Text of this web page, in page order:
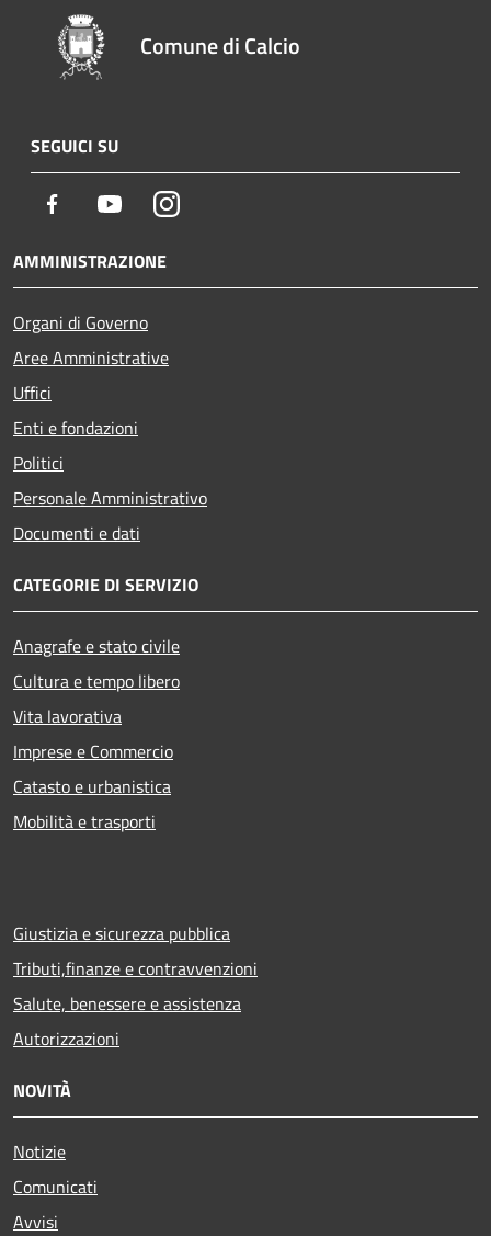
Comune di Calcio
SEGUICI SU
Facebook YoutubeInstagram
AMMINISTRAZIONE
Organi di Governo
Aree Amministrative
Uffici
Enti e fondazioni
Politici
Personale Amministrativo
Documenti e dati
CATEGORIE DI SERVIZIO
Anagrafe e stato civile
Cultura e tempo libero
Vita lavorativa
Imprese e Commercio
Catasto e urbanistica
Mobilità e trasporti
Giustizia e sicurezza pubblica
Tributi,finanze e contravvenzioni
Salute, benessere e assistenza
Autorizzazioni
NOVITÀ
Notizie
Comunicati
Avvisi